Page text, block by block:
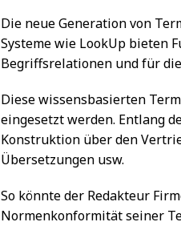
Die neue Generation von
Systeme wie LookUp bieten
Begriffsrelationen und für
Diese wissensbasierten
eingesetzt werden. Entlang
Konstruktion über den
Übersetzungen usw.
So könnte der Redakteur
Normenkonformität seiner